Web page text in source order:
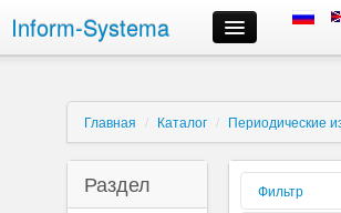
Inform-Systema
Контроль заказа
О компании
Российские информационные ресурсы, предлагаемые
Доставка
Сроки выполнения заказов
Главная / Каталог / Периодические
Раздел
Фильтр